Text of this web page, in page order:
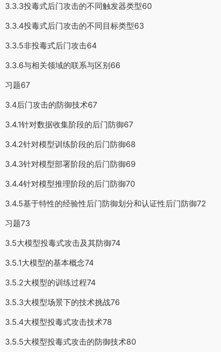
3.3.3投毒式后门攻击的不同触发器类型60
3.3.4投毒式后门攻击的不同目标类型63
3.3.5非投毒式后门攻击64
3.3.6与相关领域的联系与区别66
习题67
3.4后门攻击的防御技术67
3.4.1针对数据收集阶段的后门防御67
3.4.2针对模型训练阶段的后门防御68
3.4.3针对模型部署阶段的后门防御69
3.4.4针对模型推理阶段的后门防御70
3.4.5基于特性的经验性后门防御划分和认证性后门防御72
习题73
3.5大模型投毒式攻击及其防御74
3.5.1大模型的基本概念74
3.5.2大模型的训练过程74
3.5.3大模型场景下的技术挑战76
3.5.4大模型投毒式攻击技术78
3.5.5大模型投毒式攻击的防御技术80